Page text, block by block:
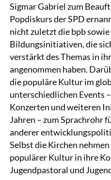
Sigmar Gabriel zum
Popdiskurs der SPD
nicht zuletzt die bpb
Bildungsinitiativen, die
verstärkt des Themas in
angenommen haben.
die populäre Kultur im
unterschiedlichen Events
Konzerten und weiteren
Jahren – zum Sprachrohr
anderer
Selbst die Kirchen
populärer Kultur in ihre
Jugendpastoral und